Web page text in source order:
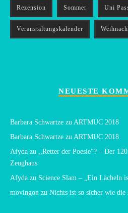
Rezension Sommer Uni
Veranstaltungskalender
NEUESTE
Barbara Schwartze zu ARTMUC 2018
Barbara Schwartze zu ARTMUC 2018
Afyda zu
,,Retter der Poesie“? – Der
Zeughaus
Afyda zu Science Slam – „Ein Lächeln
movingon zu Nichts ist so sicher wie die